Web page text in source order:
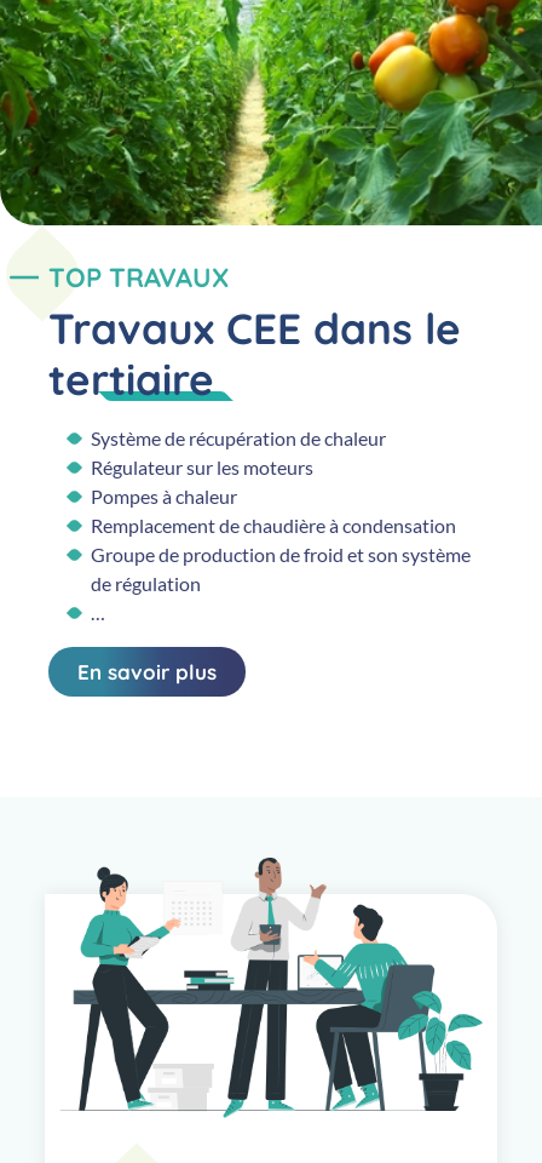
TOP TRAVAUX
Travaux CEE dans le
tertiaire
Système de récupération de chaleur
Régulateur sur les moteurs
Pompes à chaleur
Remplacement de chaudière à condensation
Groupe de production de froid et son système
de régulation
En savoir plus